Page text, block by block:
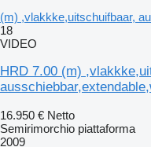
(m) ,vlakkke,uitschuifbaar,
18
VIDEO
HRD 7.00 (m)
16.950 € Netto
Semirimorchio piattaforma
2009